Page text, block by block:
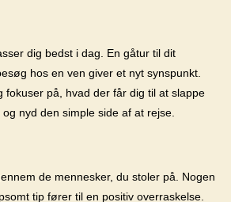
dig bedst i dag. En gåtur til dit
hos en ven giver et nyt synspunkt.
fokuser på, hvad der får dig til at slappe
nyd den simple side af at rejse.
de mennesker, du stoler på. Nogen
tip fører til en positiv overraskelse.